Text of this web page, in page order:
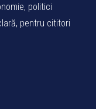
politici
pentru cititori